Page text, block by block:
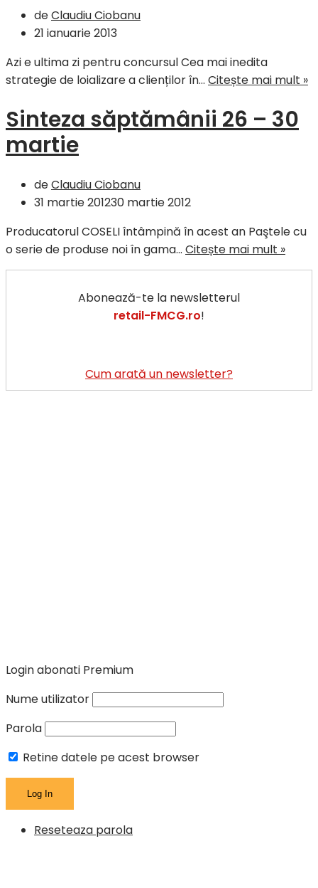
deClaudiu Ciobanu
21 ianuarie 2013
Azi e ultima zi pentru concursul Cea mai inedita
strategie de loializare a clienților în… Citește mai mult »
Sinteza săptămânii 26 – 30
martie
deClaudiu Ciobanu
31 martie 201230 martie 2012
Producatorul COSELI întâmpină în acest an Paştele cu
o serie de produse noi în gama… Citește mai mult »
Abonează-te la newsletterul
retail-FMCG.ro!
Cum arată un newsletter?
Login abonati Premium
Nume utilizator
Parola
Retine datele pe acest browser
Reseteaza parola